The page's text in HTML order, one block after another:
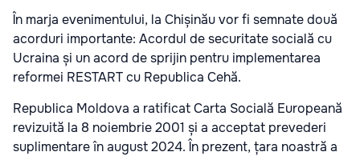
În marja evenimentului, la Chișinău vor fi semnate două
acorduri importante: Acordul de securitate socială cu
Ucraina și un acord de sprijin pentru implementarea
reformei RESTART cu Republica Cehă.
Republica Moldova a ratificat Carta Socială Europeană
revizuită la 8 noiembrie 2001 și a acceptat prevederi
suplimentare în august 2024. În prezent, țara noastră a